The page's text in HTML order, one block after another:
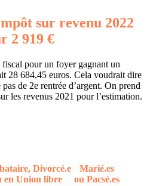
sur revenu 2022
2 919 €
pour un foyer gagnant un
28 684,45 euros. Cela voudrait dire
de 2e rentrée d’argent. On prend
les revenus 2021 pour l’estimation.
Divorcé.e
en Union libre
Marié.es
ou Pacsé.es